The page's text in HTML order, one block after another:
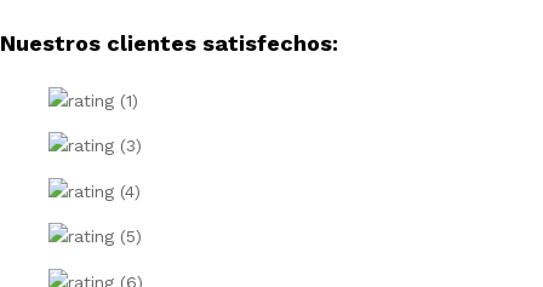
Nuestros clientes satisfechos: